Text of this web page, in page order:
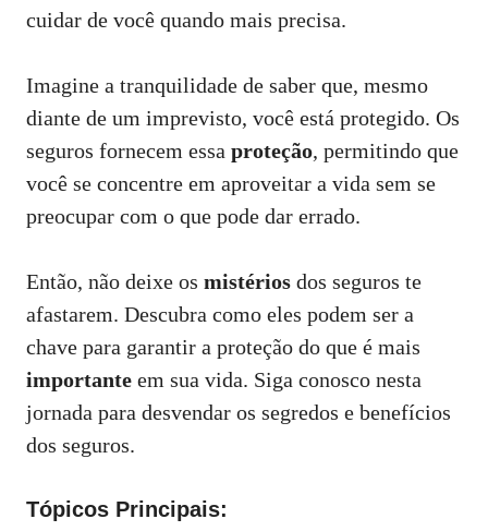
cuidar de você quando mais precisa.
Imagine a tranquilidade de saber que, mesmo
diante de um imprevisto, você está protegido. Os
seguros fornecem essa proteção, permitindo que
você se concentre em aproveitar a vida sem se
preocupar com o que pode dar errado.
Então, não deixe os mistérios dos seguros te
afastarem. Descubra como eles podem ser a
chave para garantir a proteção do que é mais
importante em sua vida. Siga conosco nesta
jornada para desvendar os segredos e benefícios
dos seguros.
Tópicos Principais: